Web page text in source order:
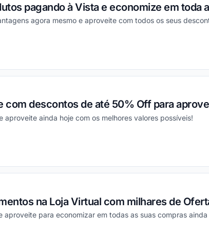
pagando à Vista e economize em toda
agora mesmo e aproveite com todos os seus
com descontos de até 50% Off para
aproveite ainda hoje com os melhores valores possíveis!
na Loja Virtual com milhares de
aproveite para economizar em todas as suas compras ainda